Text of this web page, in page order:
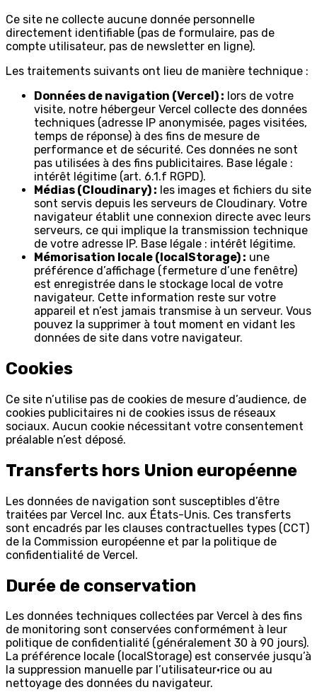
Ce site ne collecte aucune donnée personnelle
directement identifiable (pas de formulaire, pas de
compte utilisateur, pas de newsletter en ligne).
Les traitements suivants ont lieu de manière technique :
Données de navigation (Vercel) : lors de votre
visite, notre hébergeur Vercel collecte des données
techniques (adresse IP anonymisée, pages visitées,
temps de réponse) à des fins de mesure de
performance et de sécurité. Ces données ne sont
pas utilisées à des fins publicitaires. Base légale :
intérêt légitime (art. 6.1.f RGPD).
Médias (Cloudinary) : les images et fichiers du site
sont servis depuis les serveurs de Cloudinary. Votre
navigateur établit une connexion directe avec leurs
serveurs, ce qui implique la transmission technique
de votre adresse IP. Base légale : intérêt légitime.
Mémorisation locale (localStorage) : une
préférence d’affichage (fermeture d’une fenêtre)
est enregistrée dans le stockage local de votre
navigateur. Cette information reste sur votre
appareil et n’est jamais transmise à un serveur. Vous
pouvez la supprimer à tout moment en vidant les
données de site dans votre navigateur.
Cookies
Ce site n’utilise pas de cookies de mesure d’audience, de
cookies publicitaires ni de cookies issus de réseaux
sociaux. Aucun cookie nécessitant votre consentement
préalable n’est déposé.
Transferts hors Union européenne
Les données de navigation sont susceptibles d’être
traitées par Vercel Inc. aux États-Unis. Ces transferts
sont encadrés par les clauses contractuelles types (CCT)
de la Commission européenne et par la politique de
confidentialité de Vercel.
Durée de conservation
Les données techniques collectées par Vercel à des fins
de monitoring sont conservées conformément à leur
politique de confidentialité (généralement 30 à 90 jours).
La préférence locale (localStorage) est conservée jusqu’à
la suppression manuelle par l’utilisateur·rice ou au
nettoyage des données du navigateur.